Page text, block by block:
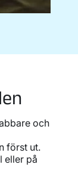
och
först ut.
eller på